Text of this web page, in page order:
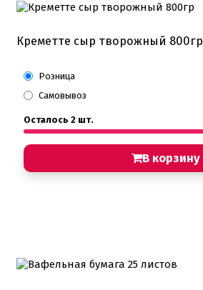
Креметте сыр творожный 800гр
Розница
Самовывоз
Осталось 2 шт.
В корзину